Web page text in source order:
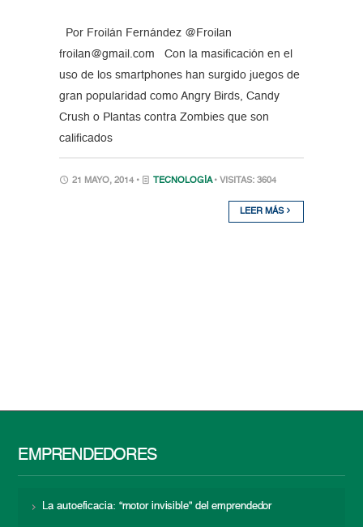
Por Froilán Fernández @Froilan
froilan@gmail.com Con la masificación en el
uso de los smartphones han surgido juegos de
gran popularidad como Angry Birds, Candy
Crush o Plantas contra Zombies que son
calificados
21 MAYO, 2014 • TECNOLOGÍA • VISITAS: 3604
LEER MÁS
EMPRENDEDORES
La autoeficacia: “motor invisible” del emprendedor